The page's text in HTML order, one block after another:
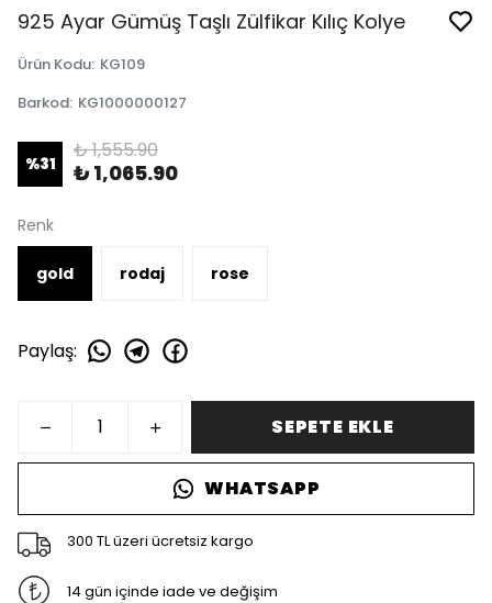
925 Ayar Gümüş Taşlı Zülfikar Kılıç Kolye
Ürün Kodu: KG109
Barkod: KG1000000127
%31
₺ 1,555.90
₺ 1,065.90
Renk
gold rodaj rose
Paylaş:
SEPETE EKLE
WHATSAPP
300 TL üzeri ücretsiz kargo
14 gün içinde iade ve değişim